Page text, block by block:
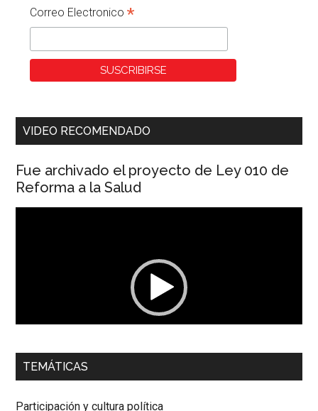
Correo Electronico*
VIDEO RECOMENDADO
Fue archivado el proyecto de Ley 010 de
Reforma a la Salud
00:00 01:04
TEMÁTICAS
Participación y cultura política